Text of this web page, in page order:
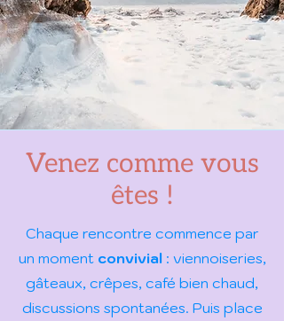
Venez comme vous
êtes !
Chaque rencontre commence par
un moment convivial: viennoiseries,
gâteaux, crêpes, café bien chaud,
discussions spontanées. Puis place